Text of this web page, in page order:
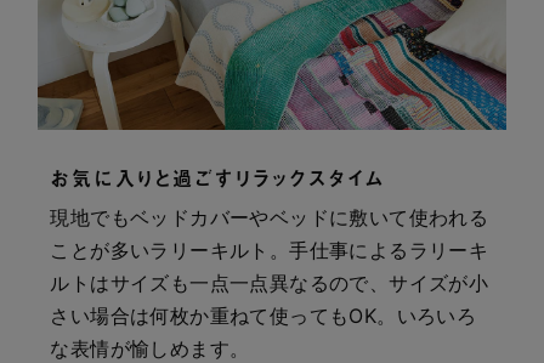
お気に入りと過ごすリラックスタイム
現地でもベッドカバーやベッドに敷いて使われる
ことが多いラリーキルト。手仕事によるラリーキ
ルトはサイズも一点一点異なるので、サイズが小
さい場合は何枚か重ねて使ってもOK。いろいろ
な表情が愉しめます。